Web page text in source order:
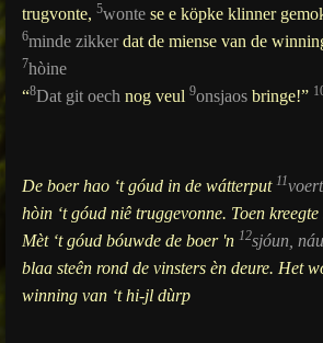
trugvonte, 5wonte se e köpke klinner
6minde zikkerdat de miense van de
7hòine
“8Dat git oech nog veul 9onsjaos bringe!”
De boer hao ‘t góud in de wátterput 11
hòin ‘t góud niê truggevonne. Toen
Mèt ‘t góud bóuwde de boer 'n 12sjóun,
blaa steên rond de vinsters èn deure. Het
winning van ‘t hi-jl dùrp